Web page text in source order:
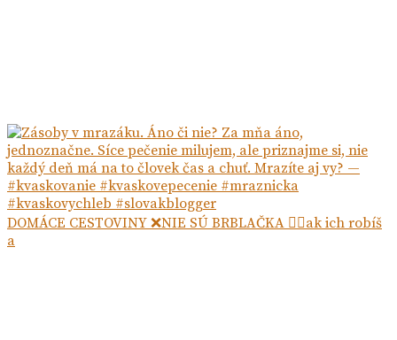
DOMÁCE CESTOVINY ❌NIE SÚ BRBLAČKA ☝🏻ak ich robíš
a